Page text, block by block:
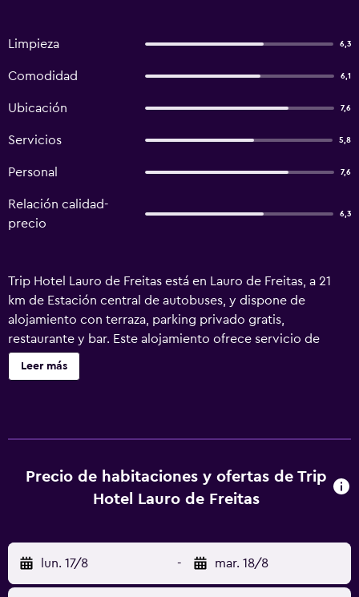
Limpieza 6,3
Comodidad 6,1
Ubicación 7,6
Servicios 5,8
Personal 7,6
Relación calidad-
precio
6,3
Trip Hotel Lauro de Freitas está en Lauro de Freitas, a 21
km de Estación central de autobuses, y dispone de
alojamiento con terraza, parking privado gratis,
restaurante y bar. Este alojamiento ofrece servicio de
habitaciones y recepción 24 horas, además de wifi gratis
en todo el alojamiento. El cafetería es ideal para tomar
continental. Centro comercial Salvador está a 21 km del
alojamiento, y Pelourinho está a 27 km. El aeropuerto
Leer más
Precio de habitaciones y ofertas de Trip
Hotel Lauro de Freitas
lun. 17/8 - mar. 18/8